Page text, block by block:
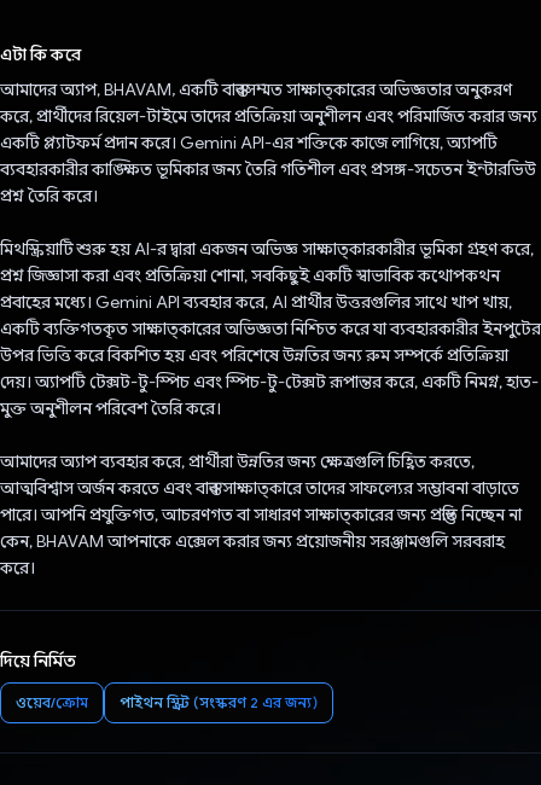
এটা কি করে
আমাদের অ্যাপ, BHAVAM, একটি বাস্তবসম্মত সাক্ষাত্কারের অভিজ্ঞতার অনুকরণ
করে, প্রার্থীদের রিয়েল-টাইমে তাদের প্রতিক্রিয়া অনুশীলন এবং পরিমার্জিত করার জন্য
একটি প্ল্যাটফর্ম প্রদান করে। Gemini API-এর শক্তিকে কাজে লাগিয়ে, অ্যাপটি
ব্যবহারকারীর কাঙ্ক্ষিত ভূমিকার জন্য তৈরি গতিশীল এবং প্রসঙ্গ-সচেতন ইন্টারভিউ
প্রশ্ন তৈরি করে।
মিথস্ক্রিয়াটি শুরু হয় AI-র দ্বারা একজন অভিজ্ঞ সাক্ষাত্কারকারীর ভূমিকা গ্রহণ করে,
প্রশ্ন জিজ্ঞাসা করা এবং প্রতিক্রিয়া শোনা, সবকিছুই একটি স্বাভাবিক কথোপকথন
প্রবাহের মধ্যে। Gemini API ব্যবহার করে, AI প্রার্থীর উত্তরগুলির সাথে খাপ খায়,
একটি ব্যক্তিগতকৃত সাক্ষাত্কারের অভিজ্ঞতা নিশ্চিত করে যা ব্যবহারকারীর ইনপুটের
উপর ভিত্তি করে বিকশিত হয় এবং পরিশেষে উন্নতির জন্য রুম সম্পর্কে প্রতিক্রিয়া
দেয়। অ্যাপটি টেক্সট-টু-স্পিচ এবং স্পিচ-টু-টেক্সট রূপান্তর করে, একটি নিমগ্ন, হাত-
মুক্ত অনুশীলন পরিবেশ তৈরি করে।
আমাদের অ্যাপ ব্যবহার করে, প্রার্থীরা উন্নতির জন্য ক্ষেত্রগুলি চিহ্নিত করতে,
আত্মবিশ্বাস অর্জন করতে এবং বাস্তব সাক্ষাত্কারে তাদের সাফল্যের সম্ভাবনা বাড়াতে
পারে। আপনি প্রযুক্তিগত, আচরণগত বা সাধারণ সাক্ষাত্কারের জন্য প্রস্তুতি নিচ্ছেন না
কেন, BHAVAM আপনাকে এক্সেল করার জন্য প্রয়োজনীয় সরঞ্জামগুলি সরবরাহ
করে।
দিয়ে নির্মিত
ওয়েব/ক্রোম পাইথন স্ক্রিপ্ট (সংস্করণ 2 এর জন্য)